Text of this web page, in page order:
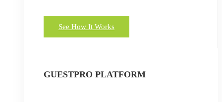
See How It Works
GUESTPRO PLATFORM